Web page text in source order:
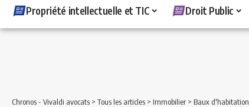
Propriété intellectuelle et TIC
Droit Public
Chronos - Vivaldi avocats > Tous les articles > Immobilier > Baux d'habitation